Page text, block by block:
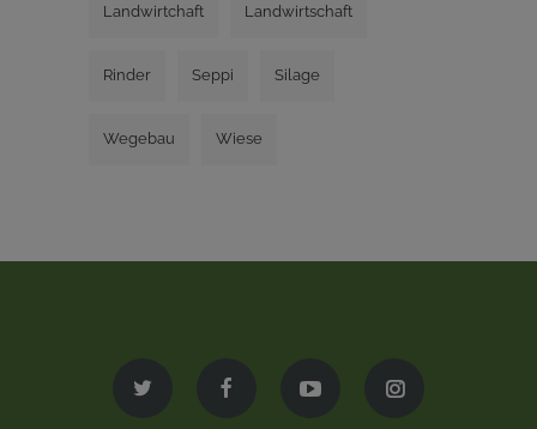
Landwirtchaft Landwirtschaft
Rinder Seppi Silage
Wegebau Wiese